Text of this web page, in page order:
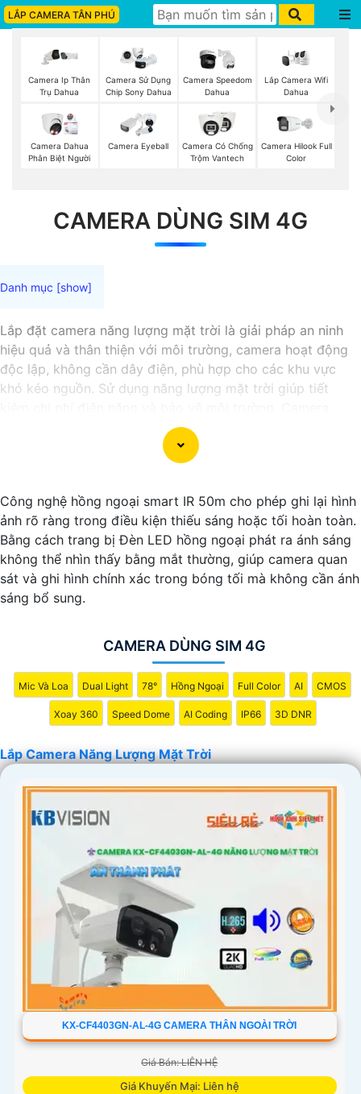
LẮP CAMERA TÂN PHÚ
Camera Ip Thân
Trụ Dahua
Camera Sử Dụng
Chip Sony Dahua
Camera Speedom
Dahua
Lắp Camera Wifi
Dahua
Camera Dahua
Phân Biệt Người
Camera Eyeball
Camera Có Chống
Trộm Vantech
Camera Hilook Full
Color
CAMERA DÙNG SIM 4G
Lắp đặt camera năng lượng mặt trời là giải pháp an ninh
hiệu quả và thân thiện với môi trường, camera hoạt động
độc lập, không cần dây điện, phù hợp cho các khu vực
khó kéo nguồn. Sử dụng năng lượng mặt trời giúp tiết
được trang bị các tính năng Thông Minh như ghi hình Full
HD, quan sát ban đêm và phát hiện chuyển động. Đây là
lựa chọn lý tưởng để giám sát an ninh tại nhà ở, công
Công nghệ hồng ngoại smart IR 50m cho phép ghi lại hình
ảnh rõ ràng trong điều kiện thiếu sáng hoặc tối hoàn toàn.
Bằng cách trang bị Đèn LED hồng ngoại phát ra ánh sáng
không thể nhìn thấy bằng mắt thường, giúp camera quan
sát và ghi hình chính xác trong bóng tối mà không cần ánh
sáng bổ sung.
CAMERA DÙNG SIM 4G
Mic Và Loa Dual Light 78° Hồng Ngoại Full Color AI CMOS
Xoay 360 Speed Dome AI Coding IP66 3D DNR
Lắp Camera Năng Lượng Mặt Trời
KX-CF4403GN-AL-4G CAMERA THÂN NGOÀI TRỜI
Giá Bán: LIÊN HỆ
Giá Khuyến Mại: Liên hệ